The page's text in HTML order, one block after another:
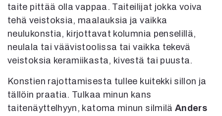
Lehdet
4/2026
1/2026
6/2025
5/2025 saame
Lehtiarkisto
taite pittää olla vappaa. Taiteilijat jokka voiva
tehä veistoksia, maalauksia ja vaikka
neulukonstia, kirjottavat kolumnia penselillä,
neulala tai väävistoolissa tai vaikka tekevä
veistoksia keramiikasta, kivestä tai puusta.
Konstien rajottamisesta tullee kuitekki sillon ja
tällöin praatia. Tulkaa minun kans
taitenäyttelhyyn, katoma minun silmiläAnders